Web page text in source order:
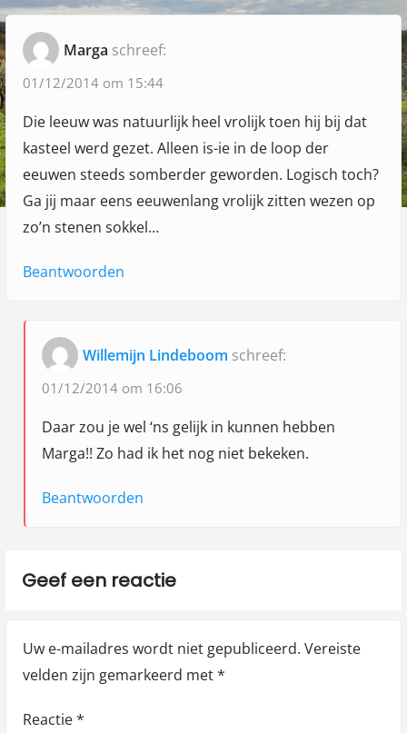
Marga schreef:
01/12/2014 om 15:44
Die leeuw was natuurlijk heel vrolijk toen hij bij dat
kasteel werd gezet. Alleen is-ie in de loop der
eeuwen steeds somberder geworden. Logisch toch?
Ga jij maar eens eeuwenlang vrolijk zitten wezen op
zo’n stenen sokkel…
Beantwoorden
Willemijn Lindeboom schreef:
01/12/2014 om 16:06
Daar zou je wel ‘ns gelijk in kunnen hebben
Marga!! Zo had ik het nog niet bekeken.
Beantwoorden
Geef een reactie
Uw e-mailadres wordt niet gepubliceerd. Vereiste
velden zijn gemarkeerd met*
Reactie*